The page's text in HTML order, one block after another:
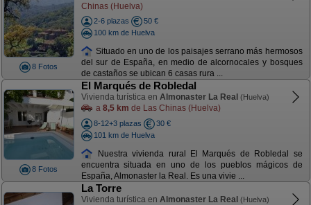
8 Fotos
Chinas (Huelva)
2-6 plazas
50 €
100 km de Huelva
Situado en uno de los paisajes serrano más hermosos
del sur de España, en medio de alcornocales y bosques
de castaños se ubican 6 casas rura ...
8 Fotos
El Marqués de Robledal
Vivienda turística en Almonaster La Real (Huelva)
a 8,5 km de Las Chinas (Huelva)
8-12+3 plazas
30 €
101 km de Huelva
Nuestra vivienda rural El Marqués de Robledal se
encuentra situada en uno de los pueblos mágicos de
España, Almonaster la Real. Es una vivie ...
La Torre
Vivienda turística en Almonaster La Real (Huelva)